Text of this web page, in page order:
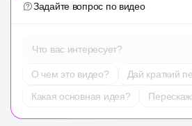
Задайте вопрос по видео
Что вас интересует?
О чем это видео?
Дай краткий
Какая основная идея?